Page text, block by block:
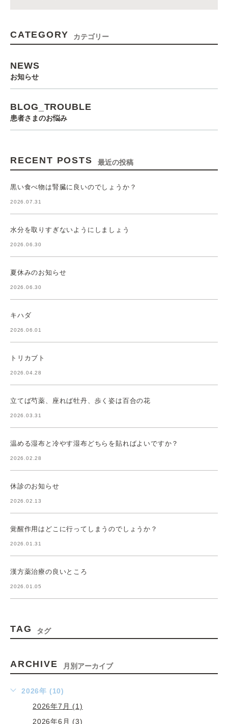
CATEGORY カテゴリー
NEWS
お知らせ
BLOG_TROUBLE
患者さまのお悩み
RECENT POSTS 最近の投稿
黒い食べ物は腎臓に良いのでしょうか？
2026.07.31
水分を取りすぎないようにしましょう
2026.06.30
夏休みのお知らせ
2026.06.30
キハダ
2026.06.01
トリカブト
2026.04.28
立てば芍薬、座れば牡丹、歩く姿は百合の花
2026.03.31
温める湿布と冷やす湿布どちらを貼ればよいですか？
2026.02.28
休診のお知らせ
2026.02.13
覚醒作用はどこに行ってしまうのでしょうか？
2026.01.31
漢方薬治療の良いところ
2026.01.05
TAG タグ
ARCHIVE 月別アーカイブ
2026年 (10)
2026年7月 (1)
2026年6月 (3)